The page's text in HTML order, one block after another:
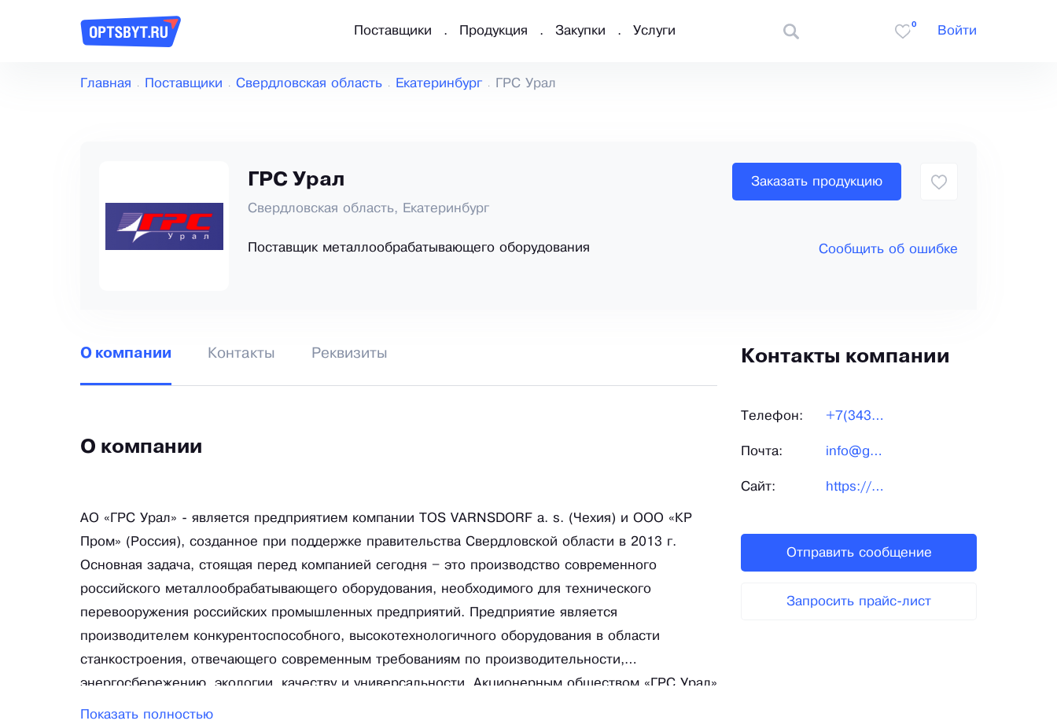
Поставщики Продукция Закупки Услуги
0
Войти
Главная Поставщики Свердловская область Екатеринбург ГРС Урал
ГРС Урал
Свердловская область, Екатеринбург
Поставщик металлообрабатывающего оборудования
Заказать продукцию
Сообщить об ошибке
О компании Контакты Реквизиты
О компании
AO «ГРС Урал» - является предприятием компании TOS VARNSDORF a. s. (Чехия) и ООО «КР
Пром» (Россия), созданное при поддержке правительства Свердловской области в 2013 г.
Основная задача, стоящая перед компанией сегодня – это производство современного
российского металлообрабатывающего оборудования, необходимого для технического
перевооружения российских промышленных предприятий. Предприятие является
производителем конкурентоспособного, высокотехнологичного оборудования в области
станкостроения, отвечающего современным требованиям по производительности,
энергосбережению, экологии, качеству и универсальности. Акционерным обществом «ГРС Урал»
ведется постоянная планомерная работа по локализации производства и выполнению
Показать полностью
Контакты компании
Телефон: +7(343)288-79-05
Почта: info@grsural.ru
Сайт: https://grsural.ru/
Отправить сообщение
Запросить прайс-лист